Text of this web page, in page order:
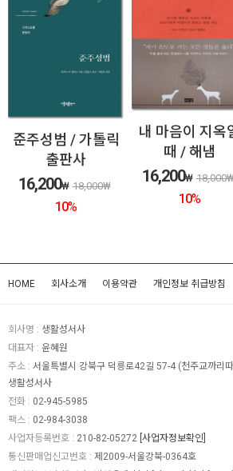
준주성범 / 가톨릭
출판사
16,200₩ 18,000₩
10%
내 마음이 지옥
때 / 해냄
16,200₩ 18,000
10%
HOME 회사소개 이용약관 개인정보 취급방침
회사명 : 생활성서사
대표자 : 윤혜원
주소 : 서울특별시 강북구 덕릉로42길 57-4 (천주교까리
생활성서사
전화 : 02-945-5985
팩스 : 02-984-3038
사업자등록번호 : 210-82-05272 [사업자정보확인]
통신판매업신고번호 : 제2009-서울강북-0364호